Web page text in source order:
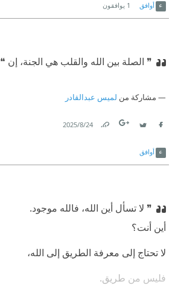
أوافق 1 يوافقون
❞ الصلة بين الله والقلب هي الجنة، إن ❝
مشاركة من لميس عبدالقادر
24‏/8‏/2025
أوافق
❞ لا تسأل أين الله، فالله موجود.
⁠‫أين أنت؟
⁠‫لا تحتاج إلى معرفة الطريق إلى الله،
⁠‫فليس من طريق.